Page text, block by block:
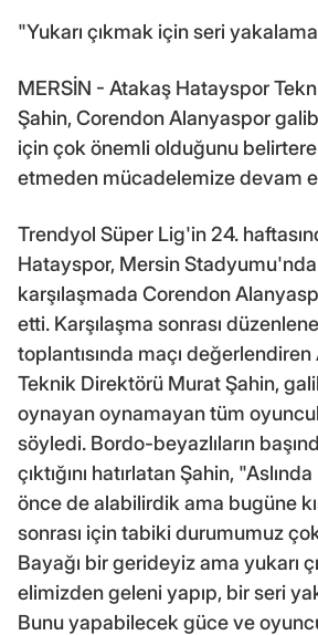
"Yukarı çıkmak için seri
MERSİN - Atakaş Hatayspor
Şahin, Corendon Alanyaspor
için çok önemli olduğunu
etmeden mücadelemize devam
Trendyol Süper Lig'in 24.
Hatayspor, Mersin
karşılaşmada Corendon
etti. Karşılaşma sonrası
toplantısında maçı
Teknik Direktörü Murat Şahin,
oynayan oynamayan tüm
söyledi. Bordo-beyazlıların
çıktığını hatırlatan Şahin,
önce de alabilirdik ama bugüne
sonrası için tabiki durumumuz
Bayağı bir gerideyiz ama yukarı
elimizden geleni yapıp, bir seri
Bunu yapabilecek güce ve